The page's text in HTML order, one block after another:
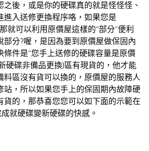
後，或是你的硬碟真的就是怪怪怪、
進入送修更換程序咯，如果您是
就可以利用原價屋這樣的”部分”便利
部分?喔，是因為要到原價屋做保固內
條件是”您手上送修的硬碟容量是原價
硬碟非備品更換)區有現貨的，他才能
料區沒有貨可以換的，原價屋的服務人
站，所以如果您手上的保固期內故障硬
貨的，那恭喜您您可以如下面的示範在
就硬碟變新硬碟的快感。